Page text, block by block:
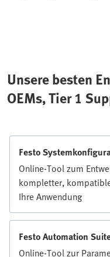
Unsere besten
OEMs, Tier 1
Festo
Online-Tool zum
kompletter,
Ihre Anwendung
Festo Automation
Online-Tool zur